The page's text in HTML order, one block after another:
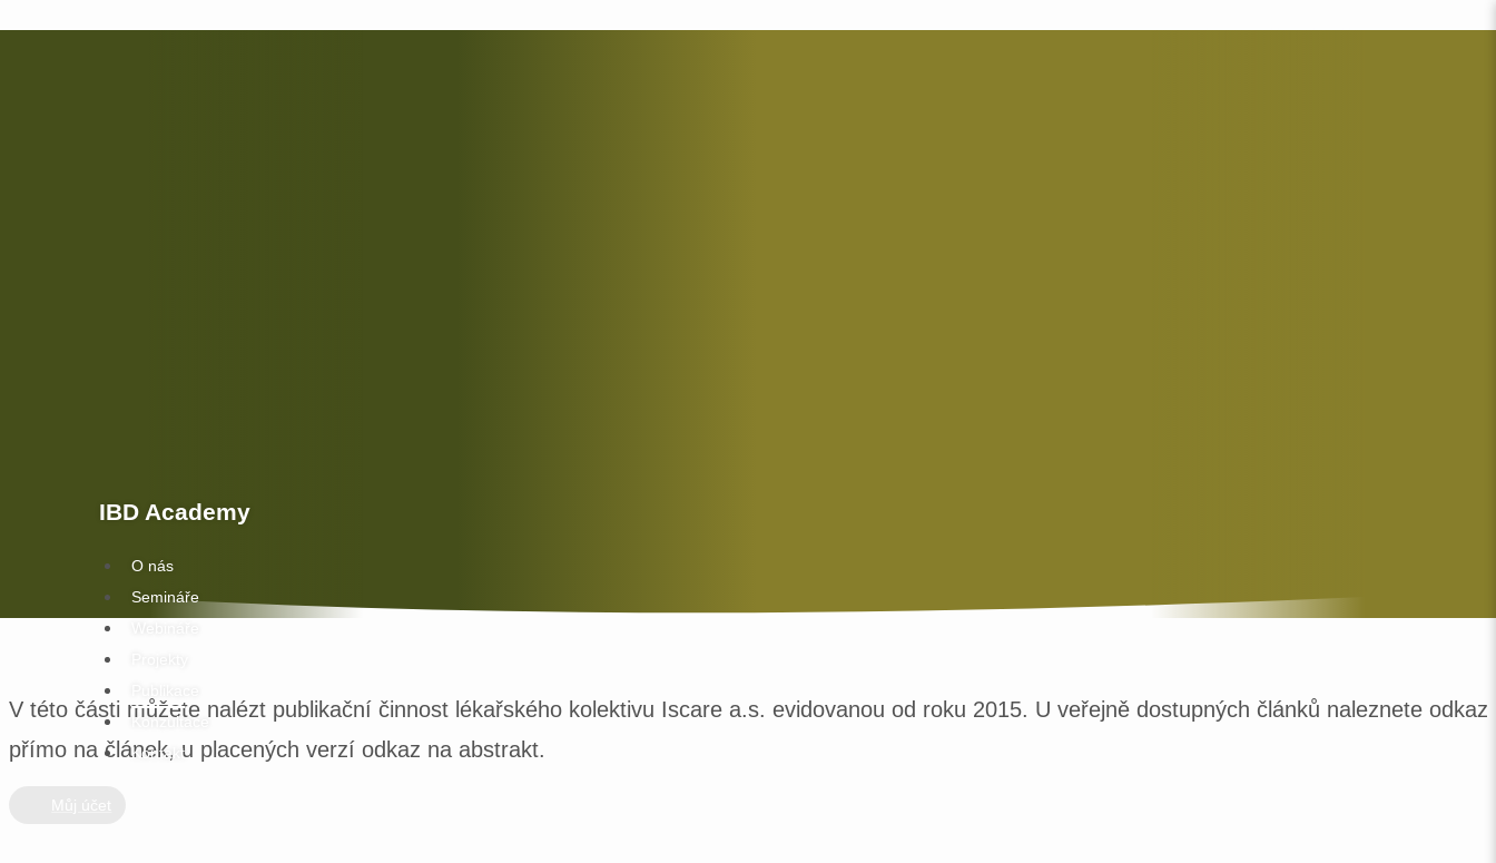
IBD Academy
O nás
Semináře
Konzultace
Kontakt
V této části můžete nalézt publikační činnost lékařského kolektivu Iscare a.s. evidovanou od roku 2015. U veřejně dostupných článků naleznete odkaz
přímo na článek, u placených verzí odkaz na abstrakt.